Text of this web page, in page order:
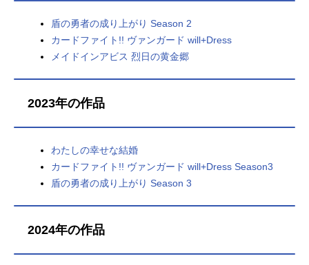
盾の勇者の成り上がり Season 2
カードファイト!! ヴァンガード will+Dress
メイドインアビス 烈日の黄金郷
2023年の作品
わたしの幸せな結婚
カードファイト!! ヴァンガード will+Dress Season3
盾の勇者の成り上がり Season 3
2024年の作品